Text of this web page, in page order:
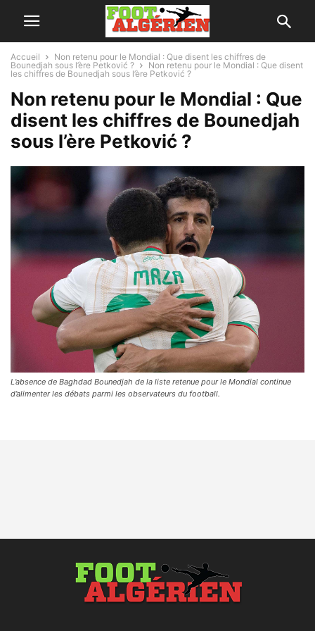
Accueil
Non retenu pour le Mondial : Que disent les chiffres de
Bounedjah sous l’ère Petković ?
Non retenu pour le Mondial : Que disent
les chiffres de Bounedjah sous l’ère Petković ?
Non retenu pour le Mondial : Que
disent les chiffres de Bounedjah
sous l’ère Petković ?
L’absence de Baghdad Bounedjah de la liste retenue pour le Mondial continue
d’alimenter les débats parmi les observateurs du football.